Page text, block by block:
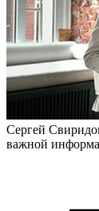
Сергей
важной